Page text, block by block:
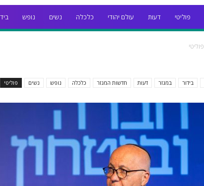
פוליטי דעות עולם יהודי כלכלה נשים נופש
פוליטי
בידור במגזר דעות חדשות המגזר כלכלה נופש נשים פוליטי